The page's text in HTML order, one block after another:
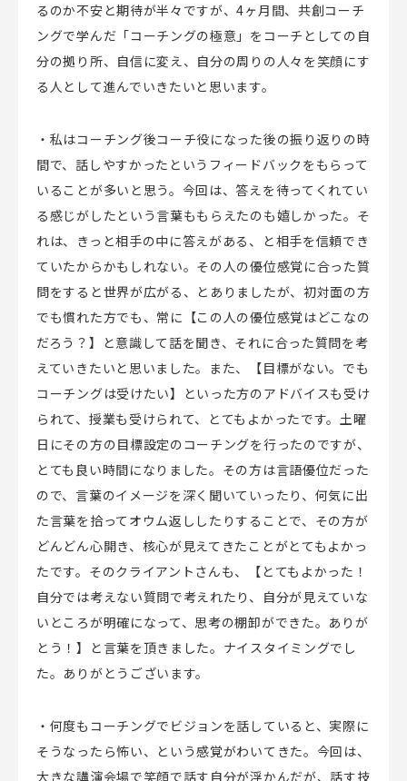
るのか不安と期待が半々ですが、4ヶ月間、共創コーチ
ングで学んだ「コーチングの極意」をコーチとしての自
分の拠り所、自信に変え、自分の周りの人々を笑顔にす
る人として進んでいきたいと思います。
・私はコーチング後コーチ役になった後の振り返りの時
間で、話しやすかったというフィードバックをもらって
いることが多いと思う。今回は、答えを待ってくれてい
る感じがしたという言葉ももらえたのも嬉しかった。そ
れは、きっと相手の中に答えがある、と相手を信頼でき
ていたからかもしれない。その人の優位感覚に合った質
問をすると世界が広がる、とありましたが、初対面の方
でも慣れた方でも、常に【この人の優位感覚はどこなの
だろう？】と意識して話を聞き、それに合った質問を考
えていきたいと思いました。また、【目標がない。でも
コーチングは受けたい】といった方のアドバイスも受け
られて、授業も受けられて、とてもよかったです。土曜
日にその方の目標設定のコーチングを行ったのですが、
とても良い時間になりました。その方は言語優位だった
ので、言葉のイメージを深く聞いていったり、何気に出
た言葉を拾ってオウム返ししたりすることで、その方が
どんどん心開き、核心が見えてきたことがとてもよかっ
たです。そのクライアントさんも、【とてもよかった！
自分では考えない質問で考えれたり、自分が見えていな
いところが明確になって、思考の棚卸ができた。ありが
とう！】と言葉を頂きました。ナイスタイミングでし
た。ありがとうございます。
・何度もコーチングでビジョンを話していると、実際に
そうなったら怖い、という感覚がわいてきた。今回は、
大きな講演会場で笑顔で話す自分が浮かんだが、話す技